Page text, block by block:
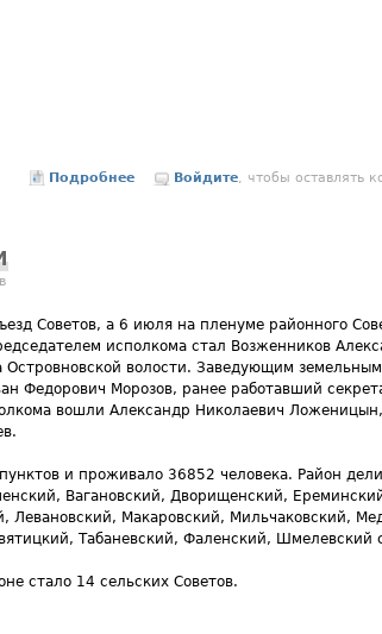
Подробнее
о Даниил Болтачев -
Войдите, чтобы оставлять
Советов, а 6 июля на пленуме районного
исполкома стал Возженников
Островновской волости. Заведующим
Федорович Морозов, ранее работавший
вошли Александр Николаевич
и проживало 36852 человека. Район
Вагановский, Дворищенский,
Левановский, Макаровский, Мильчаковский,
Табаневский, Фаленский, Шмелевский
стало 14 сельских Советов.